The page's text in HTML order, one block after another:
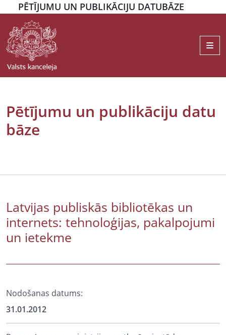
PĒTĪJUMU UN PUBLIKĀCIJU DATUBĀZE
Pētījumu un publikāciju datu
bāze
Latvijas publiskās bibliotēkas un
internets: tehnoloģijas, pakalpojumi
un ietekme
Nodošanas datums:
31.01.2012